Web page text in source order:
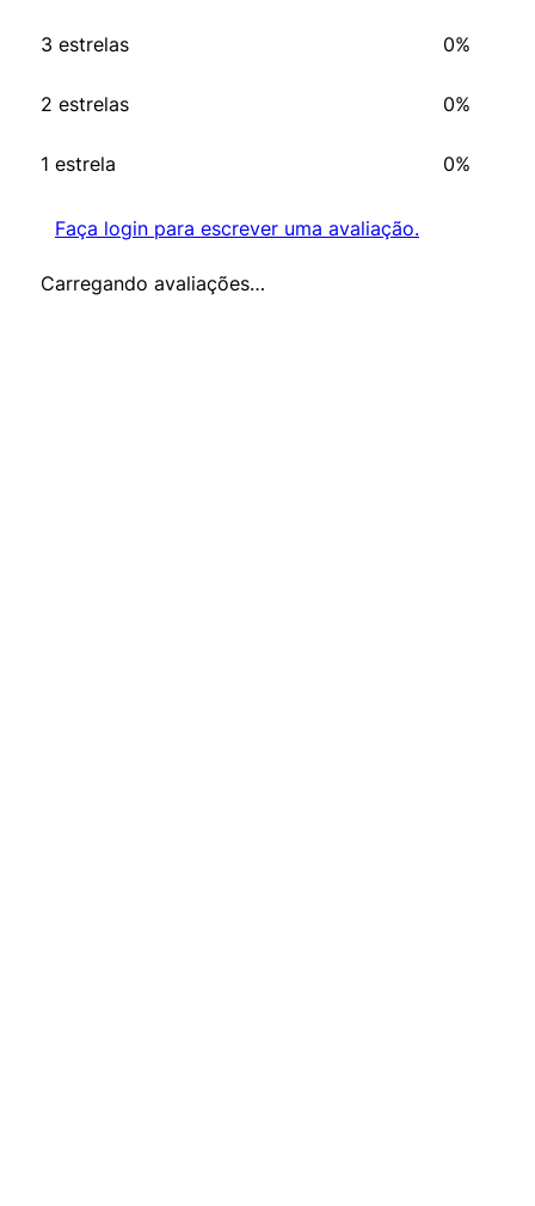
3 estrelas 0%
2 estrelas 0%
1 estrela 0%
Faça login para escrever uma avaliação.
Carregando avaliações…